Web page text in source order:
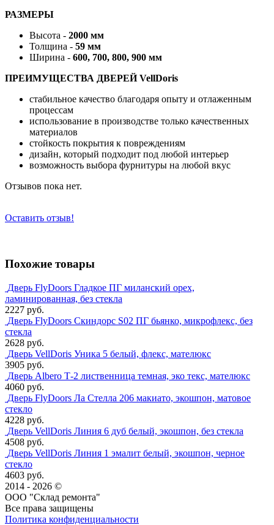
РАЗМЕРЫ
Высота - 2000 мм
Толщина - 59 мм
Ширина - 600, 700, 800, 900 мм
ПРЕИМУЩЕСТВА ДВЕРЕЙ VellDoris
стабильное качество благодаря опыту и отлаженным
процессам
использование в производстве только качественных
материалов
стойкость покрытия к повреждениям
дизайн, который подходит под любой интерьер
возможность выбора фурнитуры на любой вкус
Отзывов пока нет.
Оставить отзыв!
Похожие товары
Дверь FlyDoors Гладкое ПГ миланский орех,
ламинированная, без стекла
2227 руб.
Дверь FlyDoors Скиндорс S02 ПГ бьянко, микрофлекс, без
стекла
2628 руб.
Дверь VellDoris Уника 5 белый, флекс, мателюкс
3905 руб.
Дверь Albero Т-2 лиственница темная, эко текс, мателюкс
4060 руб.
Дверь FlyDoors Ла Стелла 206 макиато, экошпон, матовое
стекло
4228 руб.
Дверь VellDoris Линия 6 дуб белый, экошпон, без стекла
4508 руб.
Дверь VellDoris Линия 1 эмалит белый, экошпон, черное
стекло
4603 руб.
2014 - 2026 ©
ООО "Склад ремонта"
Все права защищены
Политика конфиденциальности